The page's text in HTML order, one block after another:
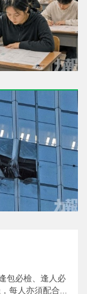
包必檢、逢人必
每人亦須配合...